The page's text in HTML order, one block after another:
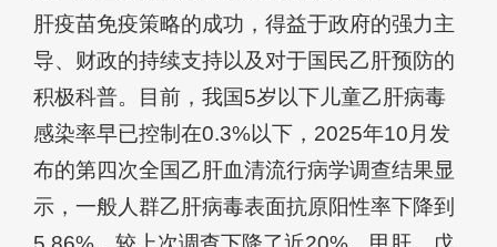
肝疫苗免疫策略的成功，得益于政府的强力主
导、财政的持续支持以及对于国民乙肝预防的
积极科普。目前，我国5岁以下儿童乙肝病毒
感染率早已控制在0.3%以下，2025年10月发
布的第四次全国乙肝血清流行病学调查结果显
示，一般人群乙肝病毒表面抗原阳性率下降到